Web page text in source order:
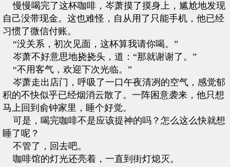
慢慢喝完了这杯咖啡，岑萧摸了摸身上，尴尬地发现
自己没带现金。这也难怪，自从用了只能手机，他已经
习惯了微信付账。
“没关系，初次见面，这杯算我请你喝。”
岑萧不好意思地挠挠头，道：“那就谢谢了。”
“不用客气，欢迎下次光临。”
岑萧走出店门，呼吸了一口午夜清冽的空气，感觉郁
积的不快似乎已经烟消云散了。一阵困意袭来，他只想
马上回到俞钟家里，睡个好觉。
可是，喝完咖啡不是应该提神的吗？怎么这么快就想
睡了呢？
不管了，回去吧。
咖啡馆的灯光还亮着，一直到街灯熄灭。